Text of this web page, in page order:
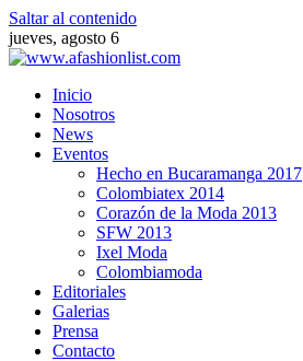
Saltar al contenido
jueves, agosto 6
Inicio
Nosotros
News
Eventos
Hecho en Bucaramanga 2017
Colombiatex 2014
Corazón de la Moda 2013
SFW 2013
Ixel Moda
Colombiamoda
Editoriales
Galerias
Prensa
Contacto